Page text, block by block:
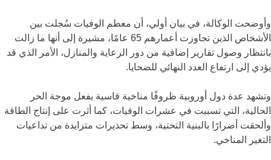
وأوضحت الوكالة، في بيان أولي، أن معظم الوفيات سُجلت بين
الأشخاص الذين تجاوزت أعمارهم 65 عامًا، مشيرة إلى أنها ما زالت
بانتظار وصول تقارير إضافية من دور الرعاية والمنازل، الأمر الذي قد
يؤدي إلى ارتفاع العدد النهائي للضحايا.
وتشهد عدة دول أوروبية ظروفًا مناخية قاسية بفعل موجة الحر
الحالية، التي تسببت في عشرات الوفيات، كما أثرت على إنتاج الطاقة
وألحقت أضرارًا بالبنية التحتية، وسط تحذيرات متزايدة من تداعيات
التغير المناخي.